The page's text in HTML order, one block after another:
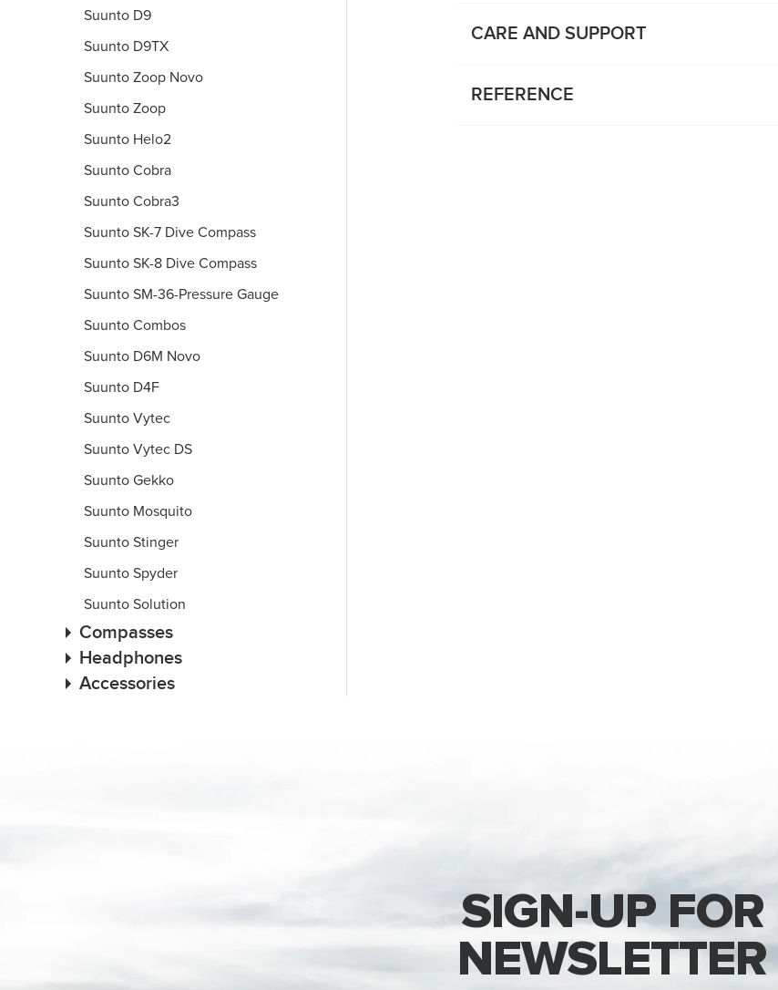
Suunto D9
Suunto D9TX
Suunto Zoop Novo
Suunto Zoop
Suunto Helo2
Suunto Cobra
Suunto Cobra3
Suunto SK-7 Dive Compass
Suunto SK-8 Dive Compass
Suunto SM-36-Pressure Gauge
Suunto Combos
Suunto D6M Novo
Suunto D4F
Suunto Vytec
Suunto Vytec DS
Suunto Gekko
Suunto Mosquito
Suunto Stinger
Suunto Spyder
Suunto Solution
Compasses
Headphones
Accessories
CARE AND SUPPORT
REFERENCE
SIGN-UP FOR
NEWSLETTER